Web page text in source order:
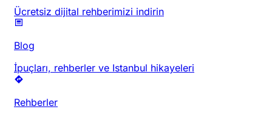
Ücretsiz dijital rehberimizi indirin
Blog
İpuçları, rehberler ve Istanbul hikayeleri
Rehberler